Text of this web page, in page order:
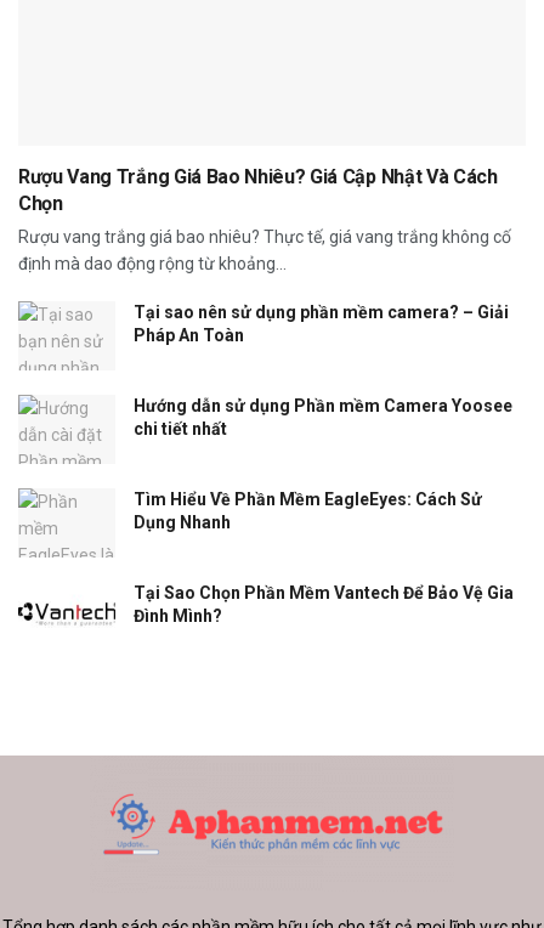
Rượu Vang Trắng Giá Bao Nhiêu? Giá Cập Nhật Và Cách
Chọn
Rượu vang trắng giá bao nhiêu? Thực tế, giá vang trắng không cố
định mà dao động rộng từ khoảng...
Tại sao nên sử dụng phần mềm camera? – Giải
Pháp An Toàn
Hướng dẫn sử dụng Phần mềm Camera Yoosee
chi tiết nhất
Tìm Hiểu Về Phần Mềm EagleEyes: Cách Sử
Dụng Nhanh
Tại Sao Chọn Phần Mềm Vantech Để Bảo Vệ Gia
Đình Mình?